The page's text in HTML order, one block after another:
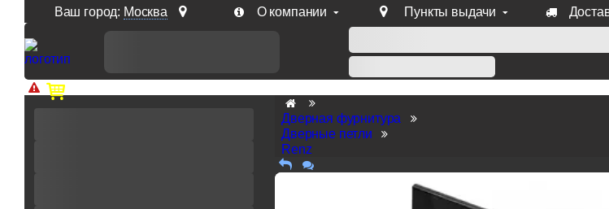
Ваш город: Москва О компании Пункты выдачи
Доп. скидка от цен на сайте 7% при заказе от 50 тыс. руб продукции Venezia, Fratelli, Tupai,
Дверная фурнитура
Дверные петли
Renz